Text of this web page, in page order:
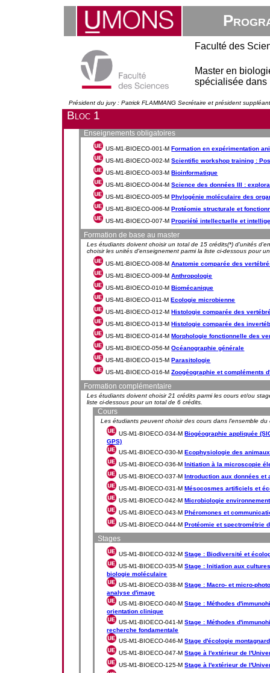
Faculté des
Master en
spécialisée dans
Président du jury : Patrick FLAMMANG Secrétaire et président
Bloc 1
Enseignements obligatoires
US-M1-BIOECO-001-MFormation en expérimentation
US-M1-BIOECO-002-MScientific workshop training :
US-M1-BIOECO-003-MBioinformatique
US-M1-BIOECO-004-MScience des données III :
US-M1-BIOECO-005-MPhylogénie moléculaire des
US-M1-BIOECO-006-MProtéomie structurale et
US-M1-BIOECO-007-MPropriété intellectuelle et
Formation de base au master
Les étudiants doivent choisir un total de 15 crédits(*) d'unités
choisir les unités d'enseignement parmi la liste ci-dessous pour
US-M1-BIOECO-008-MAnatomie comparée des
US-M1-BIOECO-009-MAnthropologie
US-M1-BIOECO-010-MBiomécanique
US-M1-BIOECO-011-MEcologie microbienne
US-M1-BIOECO-012-MHistologie comparée des
US-M1-BIOECO-013-MHistologie comparée des
US-M1-BIOECO-014-MMorphologie fonctionnelle des
US-M1-BIOECO-056-MOcéanographie générale
US-M1-BIOECO-015-MParasitologie
US-M1-BIOECO-016-MZoogéographie et compléments
Formation complémentaire
Les étudiants doivent choisir 21 crédits parmi les cours et/ou
liste ci-dessous pour un total de 6 crédits.
Cours
Les étudiants peuvent choisir des cours dans l'ensemble
US-M1-BIOECO-034-MBiogéographie appliquée
GPS)
US-M1-BIOECO-030-MEcophysiologie des
US-M1-BIOECO-036-MInitiation à la microscopie
US-M1-BIOECO-037-MIntroduction aux données et
US-M1-BIOECO-031-MMésocosmes artificiels et
US-M1-BIOECO-042-MMicrobiologie
US-M1-BIOECO-043-MPhéromones et
US-M1-BIOECO-044-MProtéomie et spectrométrie
Stages
US-M1-BIOECO-032-MStage : Biodiversité et
US-M1-BIOECO-035-MStage : Initiation aux
biologie moléculaire
US-M1-BIOECO-038-MStage : Macro- et micro-
analyse d'image
US-M1-BIOECO-040-MStage : Méthodes
orientation clinique
US-M1-BIOECO-041-MStage : Méthodes
recherche fondamentale
US-M1-BIOECO-046-MStage d'écologie
US-M1-BIOECO-047-MStage à l'extérieur de
US-M1-BIOECO-125-MStage à l'extérieur de